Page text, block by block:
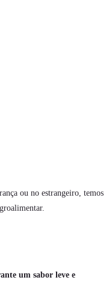
ou no estrangeiro, temos
um sabor leve e